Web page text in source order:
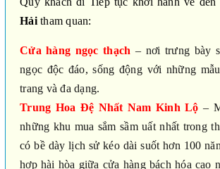
Hải tham quan:
Cửa hàng ngọc thạch – nơi trưng bày
ngọc độc đáo, sống động với những
trang và đa dạng.
Trung Hoa Đệ Nhất Nam Kinh Lộ –
những khu mua sắm sầm uất nhất trong
có bề dày lịch sử kéo dài suốt hơn 100
hợp hài hòa giữa cửa hàng bách hóa cao